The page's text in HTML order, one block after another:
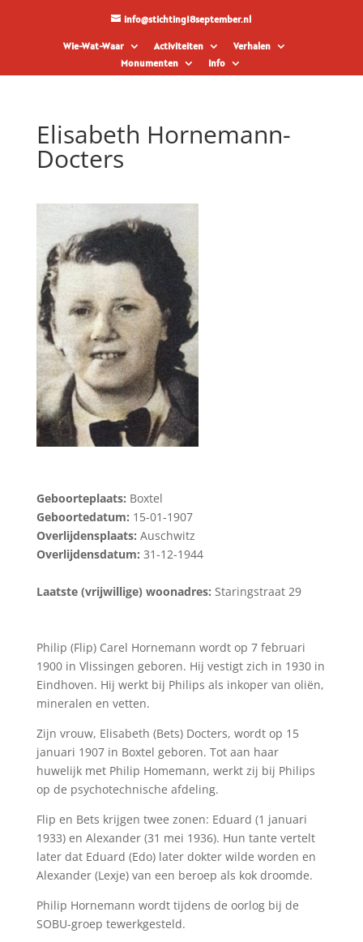
info@stichting18september.nl
Wie-Wat-Waar Activiteiten
Verhalen
Monumenten
Info
Elisabeth Hornemann-
Docters
Geboorteplaats: Boxtel
Geboortedatum: 15-01-1907
Overlijdensplaats: Auschwitz
Overlijdensdatum: 31-12-1944
Laatste (vrijwillige) woonadres: Staringstraat 29
Philip (Flip) Carel Hornemann wordt op 7 februari
1900 in Vlissingen geboren. Hij vestigt zich in 1930 in
Eindhoven. Hij werkt bij Philips als inkoper van oliën,
mineralen en vetten.
Zijn vrouw, Elisabeth (Bets) Docters, wordt op 15
januari 1907 in Boxtel geboren. Tot aan haar
huwelijk met Philip Homemann, werkt zij bij Philips
op de psychotechnische afdeling.
Flip en Bets krijgen twee zonen: Eduard (1 januari
1933) en Alexander (31 mei 1936). Hun tante vertelt
later dat Eduard (Edo) later dokter wilde worden en
Alexander (Lexje) van een beroep als kok droomde.
Philip Hornemann wordt tijdens de oorlog bij de
SOBU-groep tewerkgesteld.